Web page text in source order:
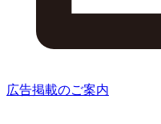
広告掲載のご案内